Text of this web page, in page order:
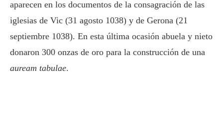
aparecen en los documentos de la consagración de las
iglesias de Vic (31 agosto 1038) y de Gerona (21
septiembre 1038). En esta última ocasión abuela y nieto
donaron 300 onzas de oro para la construcción de una
auream tabulae.